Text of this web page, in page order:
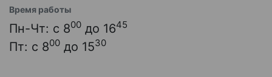
Время работы
Пн-Чт: с 800 до 1645
Пт: с 800 до 1530